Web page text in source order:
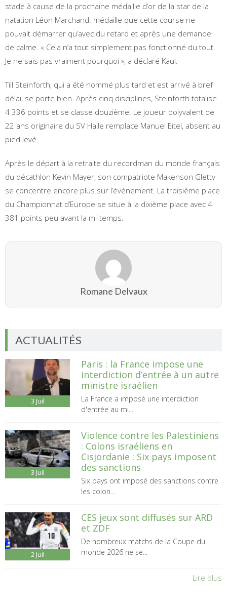
stade à cause de la prochaine médaille d’or de la star de la
natation Léon Marchand. médaille que cette course ne
pouvait démarrer qu’avec du retard et après une demande
de calme. « Cela n’a tout simplement pas fonctionné du tout.
Je ne sais pas vraiment pourquoi », a déclaré Kaul.
Till Steinforth, qui a été nommé plus tard et est arrivé à bref
délai, se porte bien. Après cinq disciplines, Steinforth totalise
4 336 points et se classe douzième. Le joueur polyvalent de
22 ans originaire du SV Halle remplace Manuel Eitel, absent au
pied levé.
Après le départ à la retraite du recordman du monde français
du décathlon Kevin Mayer, son compatriote Makenson Gletty
se concentre encore plus sur l’événement. La troisième place
du Championnat d’Europe se situe à la dixième place avec 4
381 points peu avant la mi-temps.
Romane Delvaux
ACTUALITÉS
3 Juil
Paris : la France impose une
interdiction d’entrée à un autre
ministre israélien
La France a imposé une interdiction
d'entrée au mi...
3 Juil
Violence contre les Palestiniens
: Colons israéliens en
Cisjordanie : Six pays imposent
des sanctions
Six pays ont imposé des sanctions contre
les colon...
2 Juil
CES jeux sont diffusés sur ARD
et ZDF
De nombreux matchs de la Coupe du
monde 2026 ne se...
Lire plus